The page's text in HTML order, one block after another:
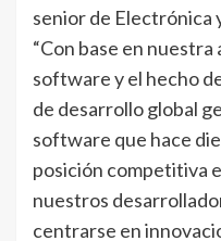
senior de Electrónica
“Con base en
software y el hecho
de desarrollo global
software que hace
posición competitiva
nuestros
centrarse en